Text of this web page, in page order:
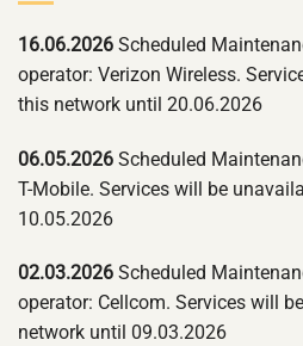
16.06.2026 Scheduled
operator: Verizon Wireless.
this network until 20.06.2026
06.05.2026 Scheduled
T-Mobile. Services will be
10.05.2026
02.03.2026 Scheduled
operator: Cellcom. Services will
network until 09.03.2026